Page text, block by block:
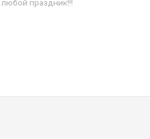
любой праздник!!!